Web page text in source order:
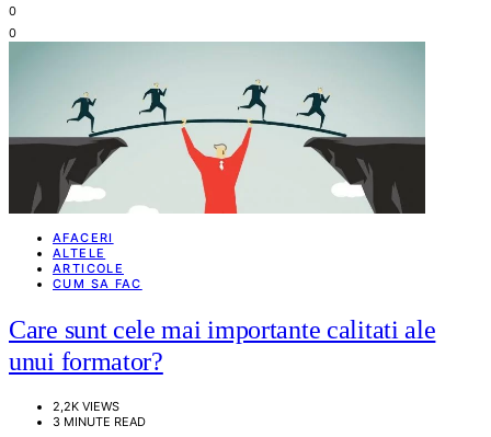
0
0
AFACERI
ALTELE
ARTICOLE
CUM SA FAC
Care sunt cele mai importante calitati ale
unui formator?
2,2K VIEWS
3 MINUTE READ